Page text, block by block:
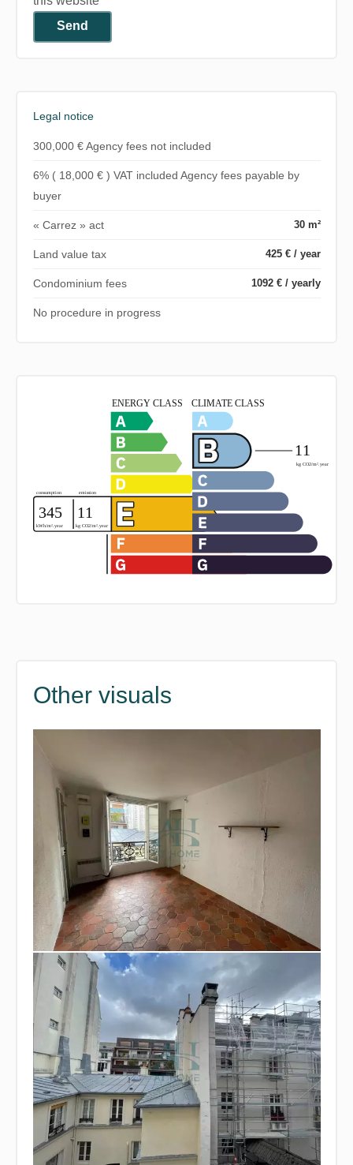
Send
Legal notice
300,000 € Agency fees not included
6% ( 18,000 € ) VAT included Agency fees payable by
buyer
« Carrez » act 30 m²
Land value tax 425 € / year
Condominium fees 1092 € / yearly
No procedure in progress
Other visuals